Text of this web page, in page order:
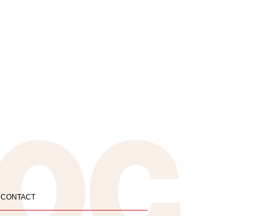
CONTACT